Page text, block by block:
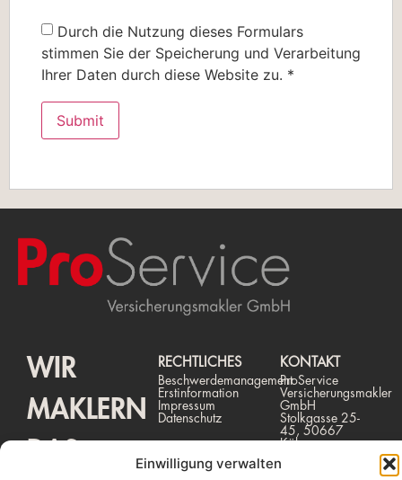
Einwilligung verwalten
Durch die Nutzung dieses Formulars
stimmen Sie der Speicherung und Verarbeitung
Ihrer Daten durch diese Website zu. *
WIR
MAKLERN
RECHTLICHES
Beschwerdemanagement
Erstinformation
Impressum
Datenschutz
KONTAKT
ProService
Versicherungsmakler
GmbH
Stolkgasse 25-
45, 50667
Köln
931 254 - 0